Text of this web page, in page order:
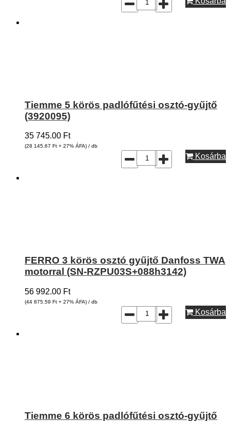
Tiemme 5 körös padlófűtési osztó-gyűjtő
(3920095)
35 745.00 Ft
(28 145.67 Ft + 27% ÁFA) / db
Kosárba
FERRO 3 körös osztó gyűjtő Danfoss TWA
motorral (SN-RZPU03S+088h3142)
56 992.00 Ft
(44 875.59 Ft + 27% ÁFA) / db
Kosárba
Tiemme 6 körös padlófűtési osztó-gyűjtő